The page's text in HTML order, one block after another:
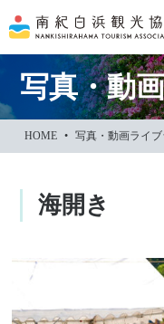
文
に
ッ
写真・動
HOME • 写真・動画ライ
海開き